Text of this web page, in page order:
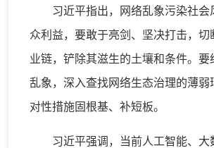
习近平指出，网络乱象污染社会
众利益，要敢于亮剑、坚决打击，切
业链，铲除其滋生的土壤和条件。要
乱象，深入查找网络生态治理的薄弱
对性措施固根基、补短板。
习近平强调，当前人工智能、大